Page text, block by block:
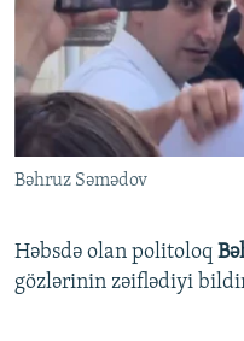
Bəhruz Səmədov
Həbsdə olan politoloq
gözlərinin zəiflədiyi